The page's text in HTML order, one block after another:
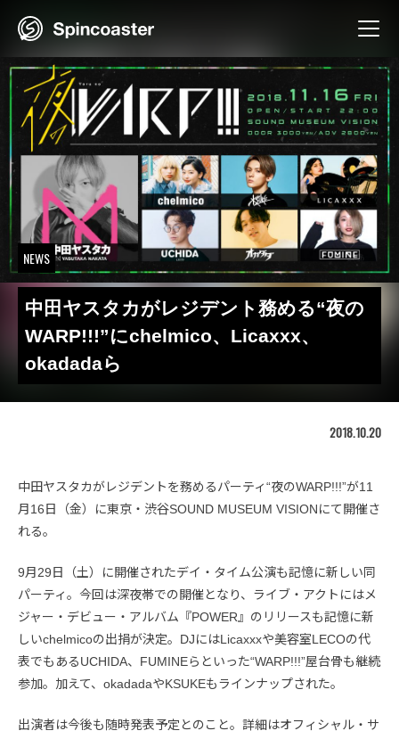
NEWS
中田ヤスタカがレジデント務める“夜の
WARP!!!”にchelmico、Licaxxx、
okadadaら
2018.10.20
中田ヤスタカがレジデントを務めるパーティ“夜のWARP!!!”が11
月16日（金）に東京・渋谷SOUND MUSEUM VISIONにて開催さ
れる。
9月29日（土）に開催されたデイ・タイム公演も記憶に新しい同
パーティ。今回は深夜帯での開催となり、ライブ・アクトにはメ
ジャー・デビュー・アルバム『POWER』のリリースも記憶に新
しいchelmicoの出捐が決定。DJにはLicaxxxや美容室LECOの代
表でもあるUCHIDA、FUMINEらといった“WARP!!!”屋台骨も継続
参加。加えて、okadadaやKSUKEもラインナップされた。
出演者は今後も随時発表予定とのこと。詳細はオフィシャル・サ